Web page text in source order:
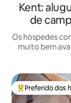
Kent:
de
Os hóspedes
muito bem
Entre os
Preferido dos